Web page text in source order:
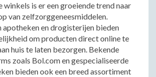
winkels is er een groeiende trend naar
van zelfzorggeneesmiddelen.
apotheken en drogisterijen bieden
om producten direct online te
huis te laten bezorgen. Bekende
zoals Bol.com en gespecialiseerde
bieden ook een breed assortiment